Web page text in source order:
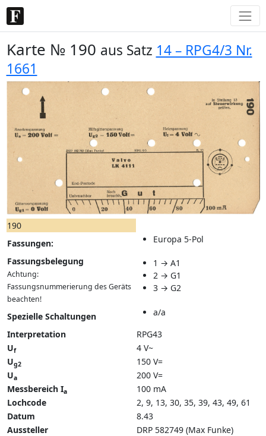
Karte № 190 aus Satz 14 – RPG4/3 Nr.
1661
190
Fassungen:
Europa 5-Pol
Fassungsbelegung
Achtung:
Fassungsnummerierung des Geräts
beachten!
1 → A1
2 → G1
3 → G2
Spezielle Schaltungen
a/a
Interpretation
RPG43
Uf
4 V~
Ug2
150 V=
Ua
200 V=
Messbereich Ia
100 mA
Lochcode
2, 9, 13, 30, 35, 39, 43, 49, 61
Datum
8.43
Aussteller
DRP 582749 (Max Funke)